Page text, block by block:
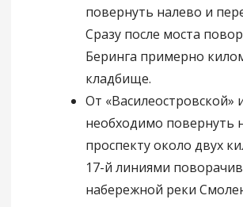
повернуть налево и
Сразу после моста
Беринга примерно
кладбище.
От
необходимо повернуть
проспекту около двух
17-й линиями
набережной реки